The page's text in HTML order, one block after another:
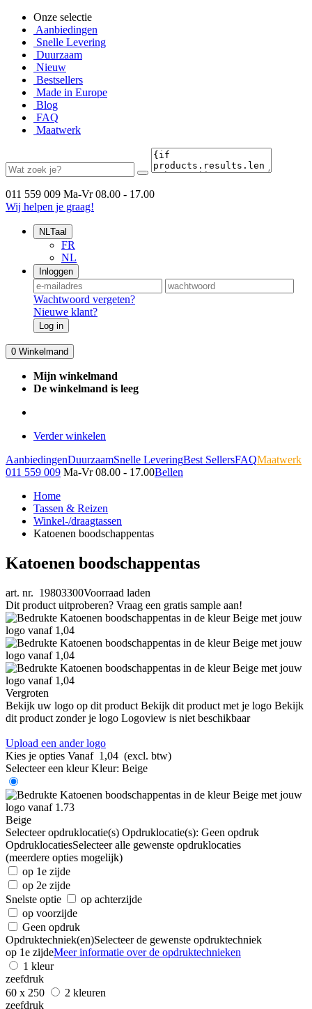
Onze selectie
Aanbiedingen
Snelle Levering
Duurzaam
Nieuw
Bestsellers
Made in Europe
Blog
FAQ
Maatwerk
011 559 009 Ma-Vr 08.00 - 17.00
Wij helpen je graag!
NLTaal
FR
NL
Inloggen
Wachtwoord vergeten?
Nieuwe klant?
Log in
0 Winkelmand
Mijn winkelmand
De winkelmand is leeg
Verder winkelen
AanbiedingenDuurzaamSnelle LeveringBest SellersFAQMaatwerk
011 559 009 Ma-Vr 08.00 - 17.00Bellen
Home
Tassen & Reizen
Winkel-/draagtassen
Katoenen boodschappentas
Katoenen boodschappentas
art. nr. 19803300Voorraad laden
Dit product uitproberen? Vraag een gratis sample aan!
Vergroten
Bekijk uw logo op dit product Bekijk dit product met je logo Bekijk
dit product zonder je logo Logoview is niet beschikbaar
Upload een ander logo
Kies je opties Vanaf 1,04 (excl. btw)
Selecteer een kleur Kleur: Beige
Beige
Selecteer opdruklocatie(s) Opdruklocatie(s): Geen opdruk
OpdruklocatiesSelecteer alle gewenste opdruklocaties
(meerdere opties mogelijk)
op 1e zijde
op 2e zijde
Snelste optie
op achterzijde
op voorzijde
Geen opdruk
Opdruktechniek(en)Selecteer de gewenste opdruktechniek
op 1e zijdeMeer informatie over de opdruktechnieken
1 kleur
zeefdruk
60 x 250
2 kleuren
zeefdruk